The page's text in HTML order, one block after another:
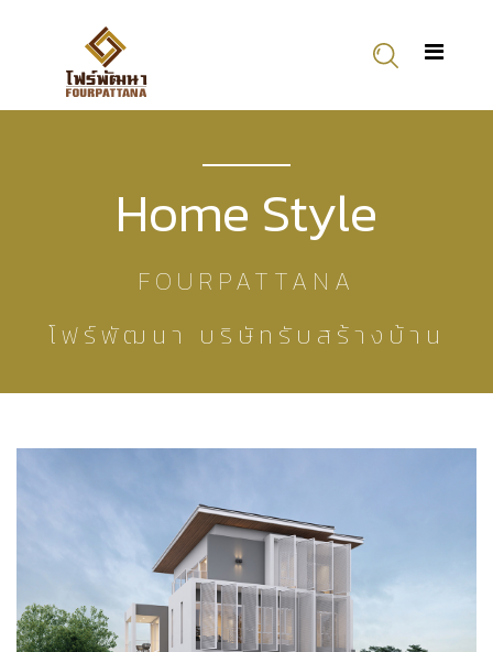
Home Style
FOURPATTANA
โฟร์พัฒนา บริษัทรับสร้างบ้าน